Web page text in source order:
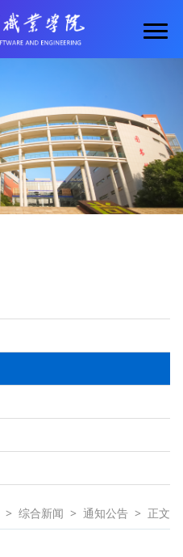
> 综合新闻 > 通知公告 > 正文